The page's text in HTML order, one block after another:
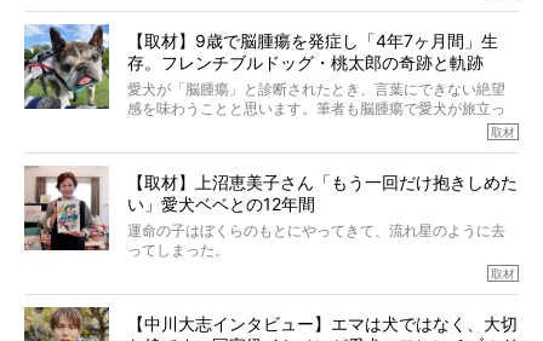
んのインスタグラムを覗くと、たくさんのフレブルアカウ
ントがフォローされていて、わが『FRENCH BULLDOG
LIFE』モデルのnicoやトーラスも、その中の一頭。
そんな中岡さんに、フレブルの魅力を語っていただきまし
た。そのブヒ愛っぷりは、思ってた以上！ ガチ中のガチ
【取材】9歳で脳腫瘍を発症し「4年7ヶ月間」生
存。フレンチブルドッグ・桃太郎の奇跡と軌跡
愛犬が「脳腫瘍」と診断されたとき、言葉にできない絶望
感を味わうことと思います。筆者も脳腫瘍で愛犬が旅立っ
たひとり。だからこそ、どれほど厄介で困難な病気かを理
ところが、フレンチブルドッグの桃太郎は9歳で脳腫瘍を発
症し、なんと4年7ヶ月間も生き抜いたのです。旅立ったと
きの年齢は13歳と11ヶ月、レジェンド級のレジェンドでし
た。さらには、治療後3年間は一度も発作が起きなかったと
いいます。
この事実はフレンチブルドッグだけでなく、脳腫瘍と闘う
太郎のオーナーである佐藤さんご夫婦に、治療の選択やケ
取材
【取材】上沼恵美子さん「もう一回だけ抱きしめた
い」愛犬ベベとの12年間
運命の子はぼくらのもとにやってきて、流れ星のように去
ってしまった。
り添いたいと思う。
取材
【中川大志インタビュー】エマは犬ではなく、大切